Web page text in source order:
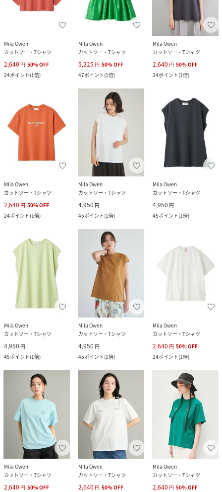
Mila Owen
カットソー・Tシャツ
2,640 円 50%OFF
24ポイント(1倍)
Mila Owen
カットソー・Tシャツ
5,225 円 50%OFF
47ポイント(1倍)
Mila Owen
カットソー・Tシャツ
2,640 円 50%OFF
24ポイント(1倍)
Mila Owen
カットソー・Tシャツ
2,640 円 50%OFF
24ポイント(1倍)
Mila Owen
カットソー・Tシャツ
4,950 円
45ポイント(1倍)
Mila Owen
カットソー・Tシャツ
4,950 円
45ポイント(1倍)
Mila Owen
カットソー・Tシャツ
4,950 円
45ポイント(1倍)
Mila Owen
カットソー・Tシャツ
4,950 円
45ポイント(1倍)
Mila Owen
カットソー・Tシャツ
2,640 円 50%OFF
24ポイント(1倍)
Mila Owen
カットソー・Tシャツ
2,640 円 50%OFF
Mila Owen
カットソー・Tシャツ
2,640 円 50%OFF
Mila Owen
カットソー・Tシャツ
2,640 円 50%OFF